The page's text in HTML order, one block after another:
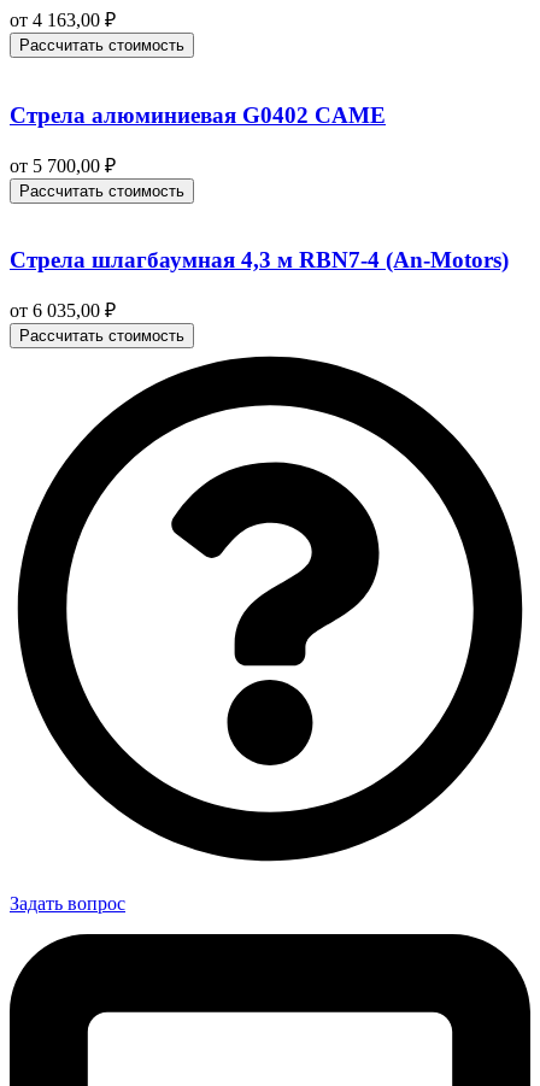
от 4 163,00 ₽
Рассчитать стоимость
Стрела алюминиевая G0402 CAME
от 5 700,00 ₽
Рассчитать стоимость
Стрела шлагбаумная 4,3 м RBN7-4 (An-Motors)
от 6 035,00 ₽
Рассчитать стоимость
Задать вопрос